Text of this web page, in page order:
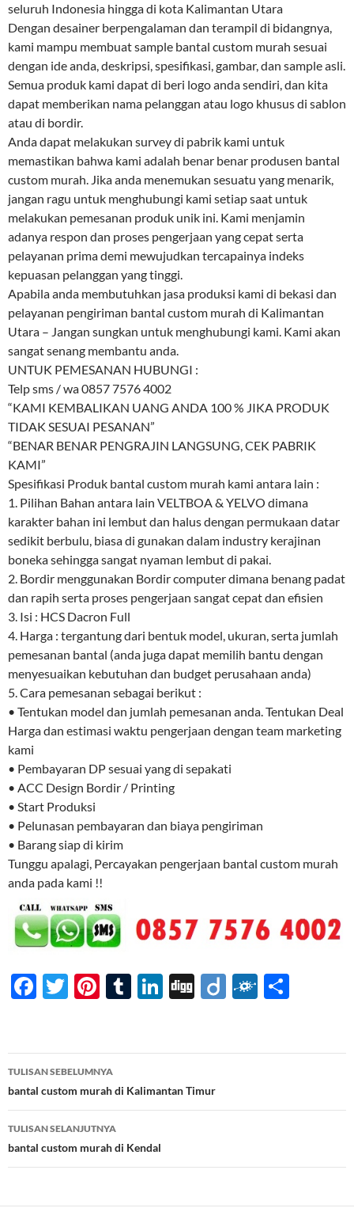
seluruh Indonesia hingga di kota Kalimantan Utara
Dengan desainer berpengalaman dan terampil di bidangnya,
kami mampu membuat sample bantal custom murah sesuai
dengan ide anda, deskripsi, spesifikasi, gambar, dan sample asli.
Semua produk kami dapat di beri logo anda sendiri, dan kita
dapat memberikan nama pelanggan atau logo khusus di sablon
atau di bordir.
Anda dapat melakukan survey di pabrik kami untuk
memastikan bahwa kami adalah benar benar produsen bantal
custom murah. Jika anda menemukan sesuatu yang menarik,
jangan ragu untuk menghubungi kami setiap saat untuk
melakukan pemesanan produk unik ini. Kami menjamin
adanya respon dan proses pengerjaan yang cepat serta
pelayanan prima demi mewujudkan tercapainya indeks
kepuasan pelanggan yang tinggi.
Apabila anda membutuhkan jasa produksi kami di bekasi dan
pelayanan pengiriman bantal custom murah di Kalimantan
Utara – Jangan sungkan untuk menghubungi kami. Kami akan
sangat senang membantu anda.
UNTUK PEMESANAN HUBUNGI :
Telp sms / wa 0857 7576 4002
“KAMI KEMBALIKAN UANG ANDA 100 % JIKA PRODUK
TIDAK SESUAI PESANAN”
“BENAR BENAR PENGRAJIN LANGSUNG, CEK PABRIK
KAMI”
Spesifikasi Produk bantal custom murah kami antara lain :
1. Pilihan Bahan antara lain VELTBOA & YELVO dimana
karakter bahan ini lembut dan halus dengan permukaan datar
sedikit berbulu, biasa di gunakan dalam industry kerajinan
boneka sehingga sangat nyaman lembut di pakai.
2. Bordir menggunakan Bordir computer dimana benang padat
dan rapih serta proses pengerjaan sangat cepat dan efisien
3. Isi : HCS Dacron Full
4. Harga : tergantung dari bentuk model, ukuran, serta jumlah
pemesanan bantal (anda juga dapat memilih bantu dengan
menyesuaikan kebutuhan dan budget perusahaan anda)
5. Cara pemesanan sebagai berikut :
• Tentukan model dan jumlah pemesanan anda. Tentukan Deal
Harga dan estimasi waktu pengerjaan dengan team marketing
kami
• Pembayaran DP sesuai yang di sepakati
• ACC Design Bordir / Printing
• Start Produksi
• Pelunasan pembayaran dan biaya pengiriman
• Barang siap di kirim
Tunggu apalagi, Percayakan pengerjaan bantal custom murah
anda pada kami !!
F
b
o
o
k
T
er
Pi
es
t
T
bl
r
Li
e
dI
n
Di Di F
d e
Navigasi
Tulisan
TULISAN SEBELUMNYA
bantal custom murah di Kalimantan Timur
TULISAN SELANJUTNYA
bantal custom murah di Kendal